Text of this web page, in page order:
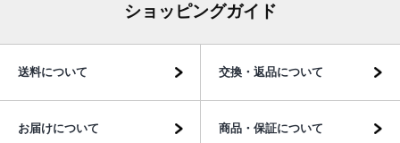
ショッピングガイド
送料について 交換・返品について
お届けについて 商品・保証について